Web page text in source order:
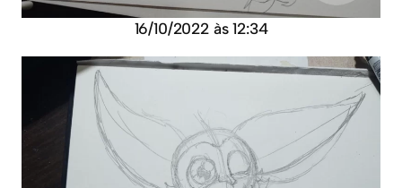
16/10/2022 às 12:34